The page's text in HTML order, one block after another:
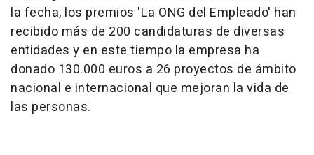
la fecha, los premios 'La ONG del Empleado' han
recibido más de 200 candidaturas de diversas
entidades y en este tiempo la empresa ha
donado 130.000 euros a 26 proyectos de ámbito
nacional e internacional que mejoran la vida de
las personas.